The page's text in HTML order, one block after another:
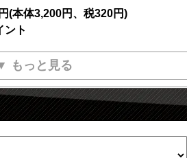
(本体3,200円、税320円)
ント
もっと見る